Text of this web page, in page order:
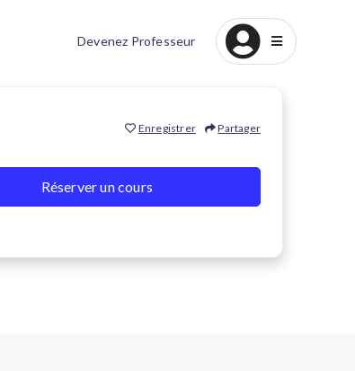
Devenez Professeur
Enregistrer Partager
Réserver un cours